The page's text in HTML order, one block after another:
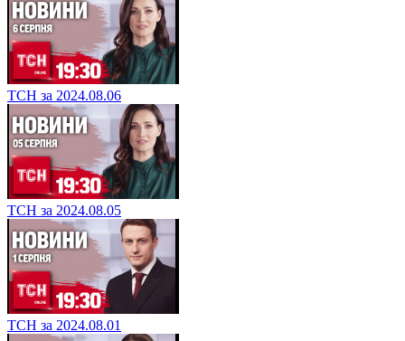
ТСН за 2024.08.06
ТСН за 2024.08.05
ТСН за 2024.08.01